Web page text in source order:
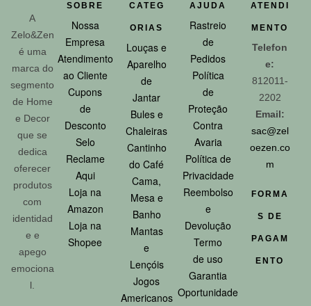
A
Zelo&Zen
é uma
marca do
segmento
de Home
e Decor
que se
dedica
oferecer
produtos
com
identidad
e e
apego
emociona
l.
SOBRE
Nossa
Empresa
Atendimento
ao Cliente
Cupons
de
Desconto
Selo
Reclame
Aqui
Loja na
Amazon
Loja na
Shopee
CATEG
ORIAS
Louças e
Aparelho
de
Jantar
Bules e
Chaleiras
Cantinho
do Café
Cama,
Mesa e
Banho
Mantas
e
Lençóis
Jogos
Americanos
AJUDA
Rastreio
de
Pedidos
Política
de
Proteção
Contra
Avaria
Política de
Privacidade
Reembolso
e
Devolução
Termo
de uso
Garantia
Oportunidade
ATENDI
MENTO
Telefon
e:
812011-
2202
Email:
sac@zel
oezen.co
m
FORMA
S DE
PAGAM
ENTO